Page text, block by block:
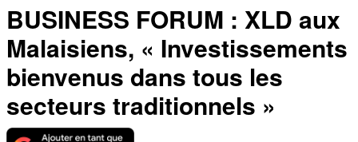
BUSINESS FORUM : XLD aux
Malaisiens, « Investissements
bienvenus dans tous les
secteurs traditionnels »